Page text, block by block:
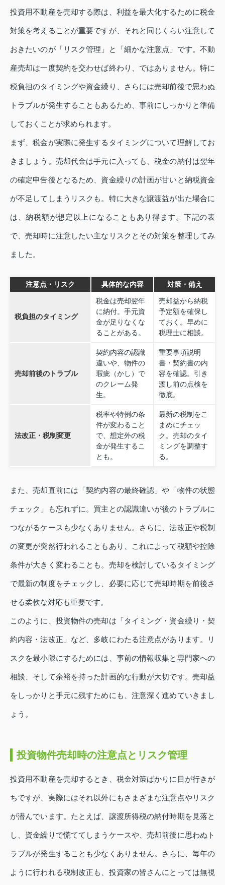
投資用不動産を売却する際は、利益を最大化するために税金
対策を考えることが重要ですが、それと同じくらい注意して
おきたいのが「リスク管理」と「細かな注意点」です。不動
産売却は一度契約を交わせば終わり、ではありません。特に
税負担のタイミングや資金繰り、さらには売却前後で思わぬ
トラブルが発生することもあるため、事前にしっかりと準備
しておくことが求められます。
まず、税金が実際に発生するタイミングについて理解してお
きましょう。売却代金は手元に入っても、税金の納付は翌年
の確定申告後となるため、資金繰りの計画が甘いと納税資金
が不足してしまうリスクも。特に大きな譲渡益が出た場合に
は、納税額が想定以上になることもあり得ます。下記の表
で、売却時に注意したい主なリスクとその対策を整理してみ
ました。
注意点・リスク 具体的な内容 対策・備え
税負担のタイミング
税金は売却翌年
に納付。手元資
金が足りなくな
ることがある。
売却益から納税
予定額を確保し
ておく。早めに
税理士に相談。
売却前後のトラブル
契約内容の認識
違いや、物件の
瑕疵（かし）で
のクレーム発
生。
重要事項説明
書・契約書の内
容を確認。引き
渡し前の点検を
徹底。
法改正・税制変更
税率や特例の条
件が変わること
で、想定外の税
金が発生するこ
とも。
最新の税制をこ
まめにチェッ
ク。売却のタイ
ミングを調整す
る。
また、売却直前には「契約内容の最終確認」や「物件の状態
チェック」も忘れずに。買主との認識違いが後のトラブルに
つながるケースも少なくありません。さらに、法改正や税制
の変更が突然行われることもあり、これによって税額や控除
条件が大きく変わることも。売却を検討しているタイミング
で最新の制度をチェックし、必要に応じて売却時期を前後さ
せる柔軟な対応も重要です。
このように、投資物件の売却は「タイミング・資金繰り・契
約内容・法改正」など、多岐にわたる注意点があります。リ
スクを最小限にするためには、事前の情報収集と専門家への
相談、そして余裕を持った計画的な行動が大切です。売却益
をしっかりと手元に残すためにも、注意深く進めていきまし
ょう。
投資物件売却時の注意点とリスク管理
投資用不動産を売却するとき、税金対策ばかりに目が行きが
ちですが、実際にはそれ以外にもさまざまな注意点やリスク
が潜んでいます。たとえば、譲渡所得税の納付時期を見落と
し、資金繰りで慌ててしまうケースや、売却前後に思わぬト
ラブルが発生することも少なくありません。さらに、毎年の
ように行われる税制改正も、投資家の皆さんにとっては無視